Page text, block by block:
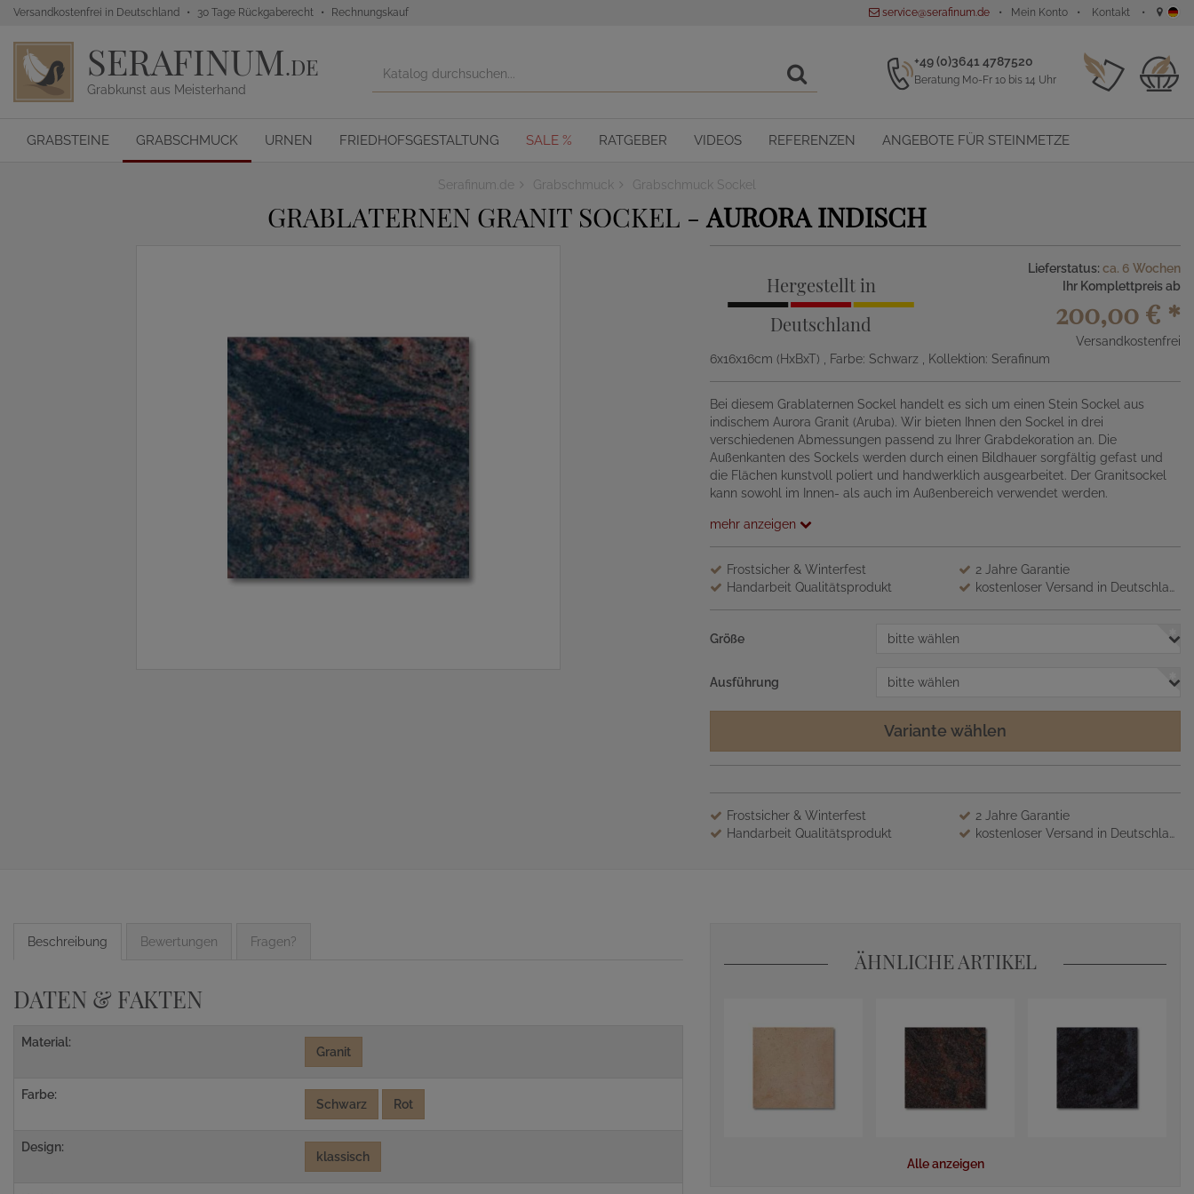
Versandkostenfrei in Deutschland 30 Tage Rückgaberecht Rechnungskauf service@serafinum.de Mein Konto Kontakt
SERAFINUM.DE
Grabkunst aus Meisterhand
+49 (0)3641 4787520
Beratung Mo-Fr 10 bis 14 Uhr
GRABSTEINE GRABSCHMUCK URNEN FRIEDHOFSGESTALTUNG SALE % RATGEBER VIDEOS REFERENZEN ANGEBOTE FÜR STEINMETZE
Serafinum.de Grabschmuck Grabschmuck Sockel
GRABLATERNEN GRANIT SOCKEL -AURORA INDISCH
Hergestellt in
Deutschland
Lieferstatus: ca. 6 Wochen
Ihr Komplettpreis ab
200,00 € *
Versandkostenfrei
6x16x16cm (HxBxT)
, Farbe: Schwarz , Kollektion: Serafinum
Bei diesem Grablaternen Sockel handelt es sich um einen Stein Sockel aus
indischem Aurora Granit (Aruba). Wir bieten Ihnen den Sockel in drei
verschiedenen Abmessungen passend zu Ihrer Grabdekoration an. Die
Außenkanten des Sockels werden durch einen Bildhauer sorgfältig gefast und
die Flächen kunstvoll poliert und handwerklich ausgearbeitet. Der Granitsockel
kann sowohl im Innen- als auch im Außenbereich verwendet werden.
mehr anzeigen
Frostsicher & Winterfest
2 Jahre Garantie
Handarbeit Qualitätsprodukt
kostenloser Versand in Deutschland
Größe bitte wählen
Ausführung bitte wählen
Variante wählen
Frostsicher & Winterfest
2 Jahre Garantie
Handarbeit Qualitätsprodukt
kostenloser Versand in Deutschland
Beschreibung Bewertungen Fragen?
DATEN & FAKTEN
Material:
Granit
Farbe:
Schwarz Rot
Design:
klassisch
ÄHNLICHE ARTIKEL
Alle anzeigen